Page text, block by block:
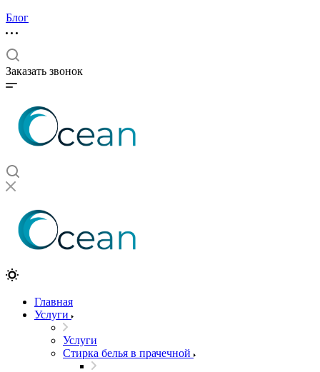
Блог
Заказать звонок
Главная
Услуги
Услуги
Стирка белья в прачечной